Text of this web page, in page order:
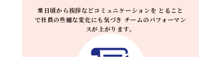
常日頃から挨拶などコミュニケーションを とること
で社員の些細な変化にも気づき チームのパフォーマン
スが上がります。